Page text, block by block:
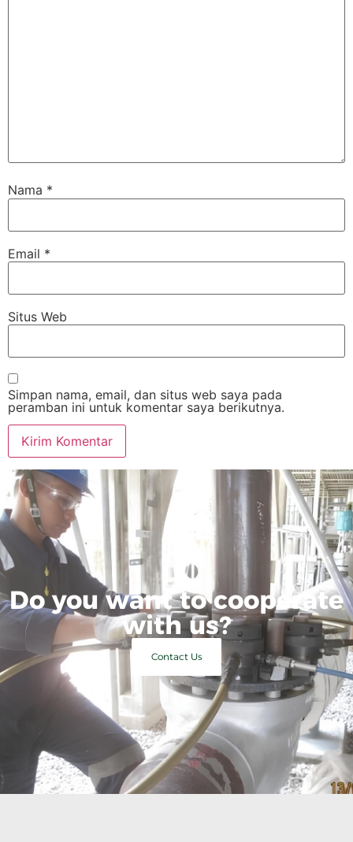
Nama *
Email *
Situs Web
Simpan nama, email, dan situs web saya pada
peramban ini untuk komentar saya berikutnya.
Do you want to cooperate
with us?
Contact Us